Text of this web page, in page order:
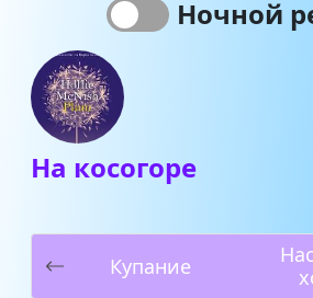
Ночной
На косогоре
Купание